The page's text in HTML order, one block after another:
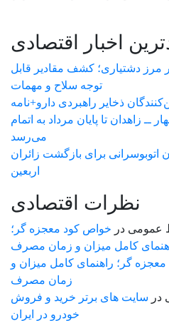
اخبار اقتصادی
مرز دشتیاری؛ کشف مقادیر قابل
توجه سلاح و مهمات
ذخایر راهبردی دارو+نامه
زاهدان تا پایان مرداد به اتمام
می‌رسد
برای بازگشت زائران
اربعین
نظرات اقتصادی
درخواص کود معجزه گر؛
کامل میزان و زمان مصرف
گر؛ راهنمای کامل میزان و
زمان مصرف
سایت های برتر خرید و فروش
خودرو در ایران